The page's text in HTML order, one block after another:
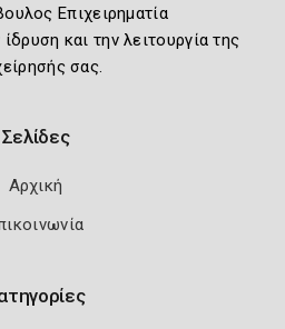
Επιχειρηματία
και την λειτουργία της
σας.
Σελίδες
Αρχική